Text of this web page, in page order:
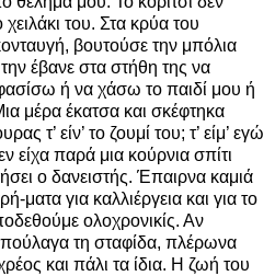
του. Στα κρύα του
βουτούσε την μπόλια
έβανε στα στήθη της να
ή να χάσω το παιδί μου ή
μέρα έκατσα και σκέφτηκα
τ’ είν’ το ζουμί του; τ’ είμ’ εγώ
είχα παρά μια κούρνια σπίτι
ο δανειστής. Έπαιρνα καμιά
ματα για καλλιέργεια και για το
ολοχρονικίς. Αν
πούλαγα τη σταφίδα, πλέρωνα
και πάλι τα ίδια. Η ζωή του